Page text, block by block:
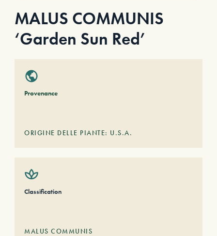
MALUS COMMUNIS
‘Garden Sun Red’
Provenance
ORIGINE DELLE PIANTE: U.S.A.
Classification
MALUS COMMUNIS